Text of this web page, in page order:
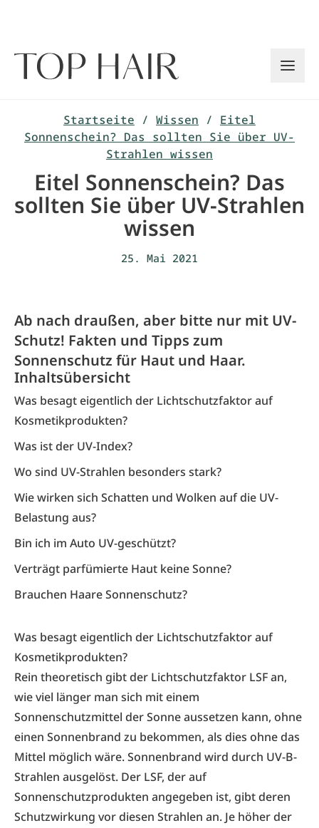
Startseite / Wissen / Eitel
Sonnenschein? Das sollten Sie über UV-
Strahlen wissen
Eitel Sonnenschein? Das
sollten Sie über UV-Strahlen
wissen
25. Mai 2021
Ab nach draußen, aber bitte nur mit UV-
Schutz! Fakten und Tipps zum
Sonnenschutz für Haut und Haar.
Inhaltsübersicht
Was besagt eigentlich der Lichtschutzfaktor auf
Kosmetikprodukten?
Was ist der UV-Index?
Wo sind UV-Strahlen besonders stark?
Wie wirken sich Schatten und Wolken auf die UV-
Belastung aus?
Bin ich im Auto UV-geschützt?
Verträgt parfümierte Haut keine Sonne?
Brauchen Haare Sonnenschutz?
Was besagt eigentlich der Lichtschutzfaktor auf
Kosmetikprodukten?
Rein theoretisch gibt der Lichtschutzfaktor LSF an,
wie viel länger man sich mit einem
Sonnenschutzmittel der Sonne aussetzen kann, ohne
einen Sonnenbrand zu bekommen, als dies ohne das
Mittel möglich wäre. Sonnenbrand wird durch UV-B-
Strahlen ausgelöst. Der LSF, der auf
Sonnenschutzprodukten angegeben ist, gibt deren
Schutzwirkung vor diesen Strahlen an. Je höher der